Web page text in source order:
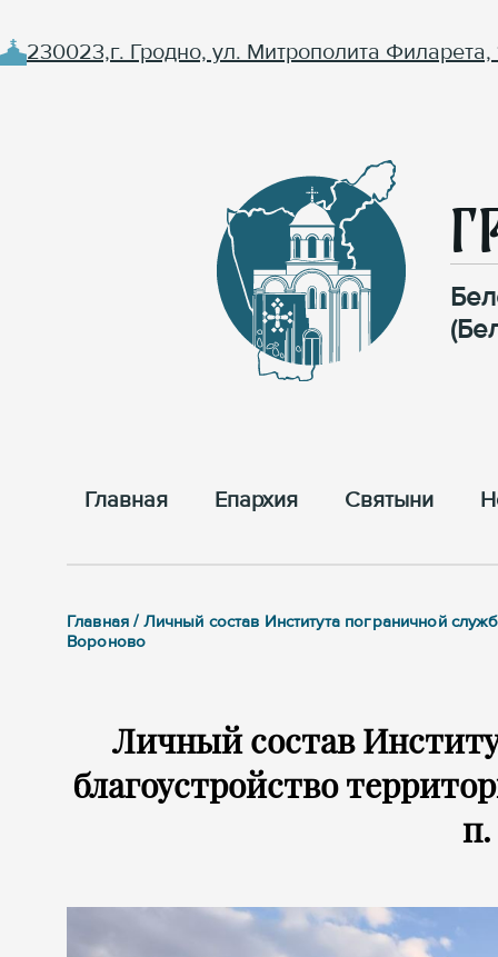
230023,г. Гродно, ул. Митрополита Филарета,
Главная Епархия Cвятыни
Главная / Личный состав Института пограничной
Вороново
Личный состав
благоустройство